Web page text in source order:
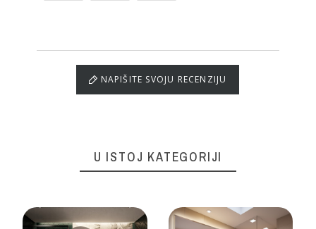
NAPIŠITE SVOJU RECENZIJU
U ISTOJ KATEGORIJI